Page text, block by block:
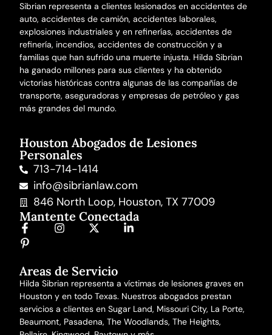
Sibrian representa a clientes lesionados enaccidentes de
auto,accidentes de camión,accidentes laborales,
explosiones industriales y en refinerías,accidentes de
refinería, incendios,accidentes de construcción y a
familias que han sufrido una muerte injusta. Hilda Sibrian
ha ganado millones para sus clientes y ha obtenido
victorias históricas contra algunas de las compañías de
transporte, aseguradoras y empresas de petróleo y gas
más grandes del mundo.
Houston Abogados de Lesiones
Personales
713-714-1414
info@sibrianlaw.com
846 North Loop, Houston, TX 77009
Mantente Conectada
Areas de Servicio
Hilda Sibrian representa a víctimas de lesiones graves en
Houston y en todo Texas. Nuestros abogados prestan
servicios a clientes en Sugar Land, Missouri City, La Porte,
Beaumont, Pasadena, The Woodlands, The Heights,